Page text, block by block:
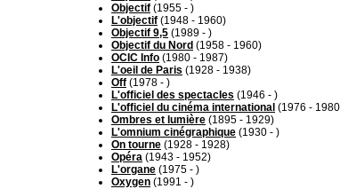
Objectif (1955 - )
L'objectif (1948 - 1960)
Objectif 9,5 (1989 - )
Objectif du Nord (1958 - 1960)
OCIC Info (1980 - 1987)
L'oeil de Paris (1928 - 1938)
Off (1978 - )
L'officiel des spectacles (1946 - )
L'officiel du cinéma international (1976 -
Ombres et lumière (1895 - 1929)
L'omnium cinégraphique (1930 - )
On tourne (1928 - 1928)
Opéra (1943 - 1952)
L'organe (1975 - )
Oxygen (1991 - )